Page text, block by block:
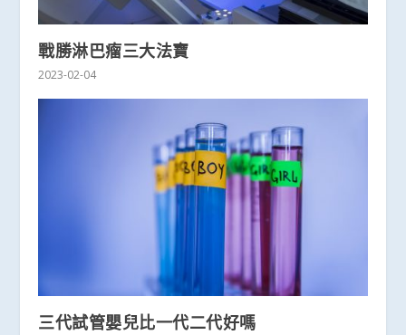
戰勝淋巴瘤三大法寶
2023-02-04
三代試管嬰兒比一代二代好嗎